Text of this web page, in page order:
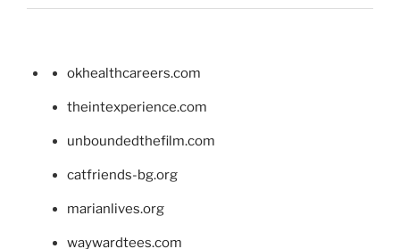
okhealthcareers.com
theintexperience.com
unboundedthefilm.com
catfriends-bg.org
marianlives.org
waywardtees.com